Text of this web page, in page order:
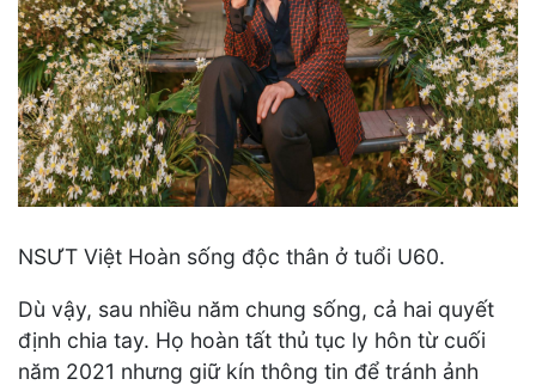
NSƯT Việt Hoàn sống độc thân ở tuổi U60.
Dù vậy, sau nhiều năm chung sống, cả hai quyết
định chia tay. Họ hoàn tất thủ tục ly hôn từ cuối
năm 2021 nhưng giữ kín thông tin để tránh ảnh